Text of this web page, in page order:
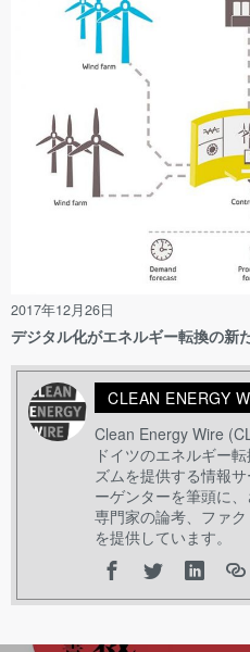
2017年12月26日
デジタル化がエネルギー転換の新
CLEAN ENERGY
Clean Energy Wire
ドイツのエネルギー
ズムを提供する情報
ーゲンターを筆頭に
専門家の論考、ファ
を提供しています。